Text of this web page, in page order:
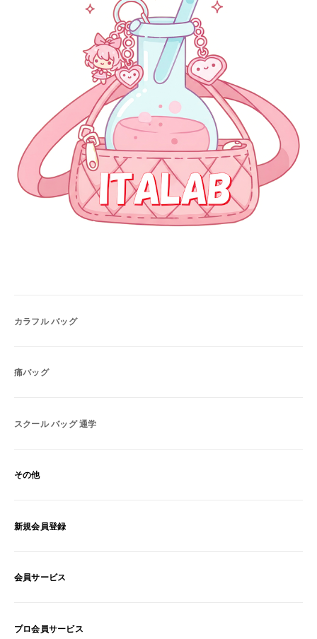
カラフル バッグ
痛バッグ
スクール バッグ 通学
その他
新規会員登録
会員サービス
プロ会員サービス